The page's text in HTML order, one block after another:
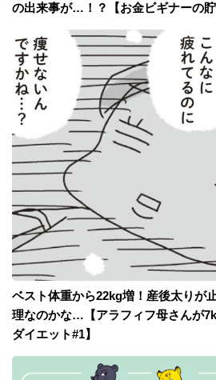
の出来事が…！？【お金ビギナーの貯
ベスト体重から22kg増！産後太りが
理なのかな…【アラフィフ母さんが
ダイエット#1】